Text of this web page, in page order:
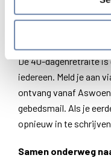
moment van
Schrijf je nu in
De 40-dagenretraite
iedereen. Meld je aan
ontvang vanaf
gebedsmail. Als je
opnieuw in te schrijven.
Samen onderweg